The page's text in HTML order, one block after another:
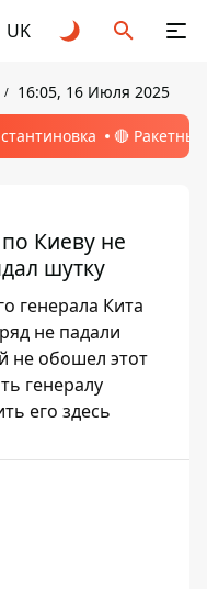
UK
16:05, 16 Июля 2025
🔴
Киеву не
шутку
генерала Кита
не падали
не обошел этот
генералу
его здесь